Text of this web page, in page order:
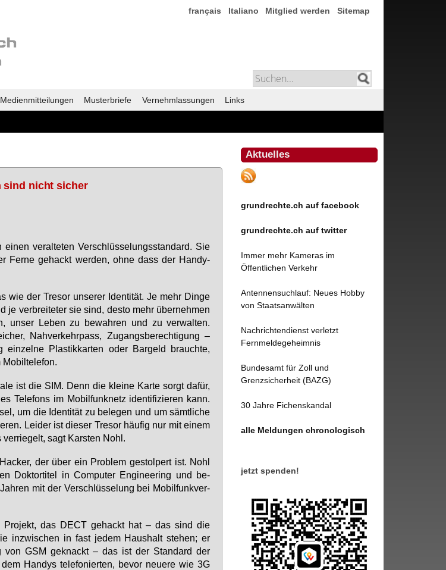
français Italiano Mitglied werden Sitemap
Medienmitteilungen Musterbriefe Vernehmlassungen Links
sind nicht sicher
ei­nen ver­al­te­ten Ver­schlüs­se­lungs­stan­dard. Sie
Fer­ne ge­hackt wer­den, oh­ne dass der Han­dy-
wie der Tre­sor un­se­rer Iden­ti­tät. Je mehr Din­ge
je ver­brei­te­ter sie sind, des­to mehr über­neh­men
un­ser Le­ben zu be­wah­ren und zu ver­wal­ten.
Nah­ver­kehr­pass, Zu­gangs­be­rech­ti­gung –
ein­zel­ne Plas­tik­kar­ten oder Bar­geld brauch­te,
ist die SIM. Denn die klei­ne Kar­te sorgt da­für,
Te­le­fons im Mo­bil­funk­netz iden­ti­fi­zie­ren kann.
um die Iden­ti­tät zu be­le­gen und um sämt­li­che
Lei­der ist die­ser Tre­sor häu­fig nur mit ei­nem
sagt Kars­ten Nohl.
der über ein Pro­blem ge­stol­pert ist. Nohl
Dok­tor­ti­tel in Com­pu­ter En­gi­nee­ring und be­
mit der Ver­schlüs­se­lung bei Mo­bil­funk­ver­
das DECT ge­hackt hat – das sind die
in­zwi­schen in fast je­dem Haus­halt ste­hen; er
von GSM ge­knackt – das ist der Stan­dard der
Han­dys te­le­fo­nier­ten, be­vor neue­re wie 3G
Aktuelles
grundrechte.ch auf facebook
grundrechte.ch auf twitter
Immer mehr Kameras im
Öffentlichen Verkehr
Antennensuchlauf: Neues Hobby
von Staatsanwälten
Nachrichtendienst verletzt
Fernmeldegeheimnis
Bundesamt für Zoll und
Grenzsicherheit (BAZG)
30 Jahre Fichenskandal
alle Meldungen chronologisch
jetzt spenden!